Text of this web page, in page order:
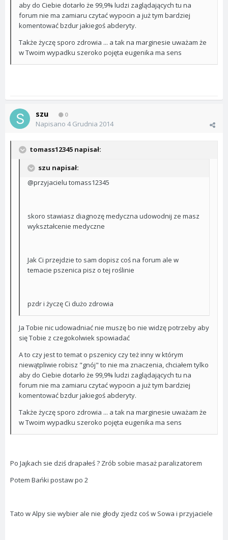
aby do Ciebie dotarło że 99,9% ludzi zaglądających tu na
forum nie ma zamiaru czytać wypocin a już tym bardziej
komentować bzdur jakiegoś abderyty.
Także życzę sporo zdrowia ... a tak na marginesie uważam że
w Twoim wypadku szeroko pojęta eugenika ma sens
szu 0
Napisano 4 Grudnia 2014
tomass12345 napisał:
szu napisał:
@przyjacielu tomass12345
skoro stawiasz diagnozę medyczna udowodnij ze masz
wykształcenie medyczne
Jak Ci przejdzie to sam dopisz coś na forum ale w
temacie pszenica pisz o tej roślinie
pzdr i życzę Ci dużo zdrowia
Ja Tobie nic udowadniać nie muszę bo nie widzę potrzeby aby
się Tobie z czegokolwiek spowiadać
A to czy jest to temat o pszenicy czy też inny w którym
niewątpliwie robisz "gnój" to nie ma znaczenia, chciałem tylko
aby do Ciebie dotarło że 99,9% ludzi zaglądających tu na
forum nie ma zamiaru czytać wypocin a już tym bardziej
komentować bzdur jakiegoś abderyty.
Także życzę sporo zdrowia ... a tak na marginesie uważam że
w Twoim wypadku szeroko pojęta eugenika ma sens
Po Jajkach sie dziś drapałeś ? Zrób sobie masaż paralizatorem
Potem Bańki postaw po 2
Tato w Alpy sie wybier ale nie głody zjedz coś w Sowa i przyjaciele